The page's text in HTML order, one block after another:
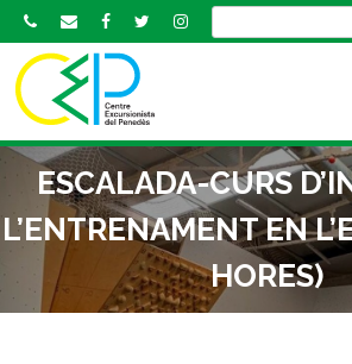
k
o
c
o
n
e
ESCALADA-CURS
L’ENTRENAMENT EN
HORES)